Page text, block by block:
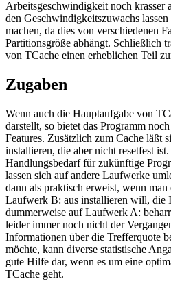
Arbeitsgeschwindigkeit noch krasser
den Geschwindigkeitszuwachs
machen, da dies von verschiedenen
Partitionsgröße abhängt. Schließlich
von TCache einen erheblichen Teil
Zugaben
Wenn auch die Hauptaufgabe von
darstellt, so bietet das Programm
Features. Zusätzlich zum Cache läßt
installieren, die aber nicht resetfest
Handlungsbedarf für zukünftige
lassen sich auf andere Laufwerke
dann als praktisch erweist, wenn
Laufwerk B: aus installieren will, die
dummerweise auf Laufwerk A:
leider immer noch nicht der
Informationen über die Trefferquote
möchte, kann diverse statistische
gute Hilfe dar, wenn es um eine
TCache geht.